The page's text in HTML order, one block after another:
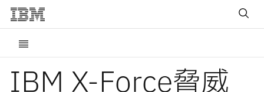
IBM X-Force脅威